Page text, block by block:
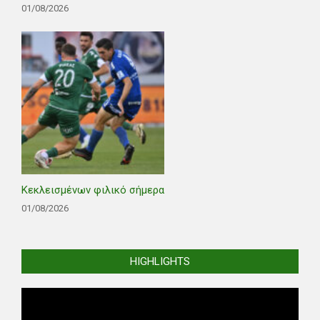
01/08/2026
Κεκλεισμένων φιλικό σήμερα
01/08/2026
HIGHLIGHTS